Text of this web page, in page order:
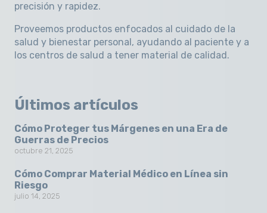
precisión y rapidez.
Proveemos productos enfocados al cuidado de la
salud y bienestar personal, ayudando al paciente y a
los centros de salud a tener material de calidad.
Últimos artículos
Cómo Proteger tus Márgenes en una Era de
Guerras de Precios
octubre 21, 2025
Cómo Comprar Material Médico en Línea sin
Riesgo
julio 14, 2025